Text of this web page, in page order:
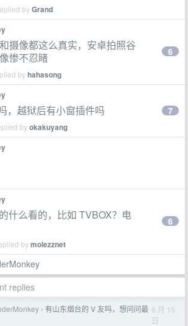
byGrand
摄像都这么真实，安卓拍照谷
惨不忍睹
byhahasong
6
，越狱后有小窗插件吗
byokakuyang
7
什么看的，比如 TVBOX？电
bymolezznet
6
replies
› 有山东烟台的 V 友吗，想问问最 6 月 15
日